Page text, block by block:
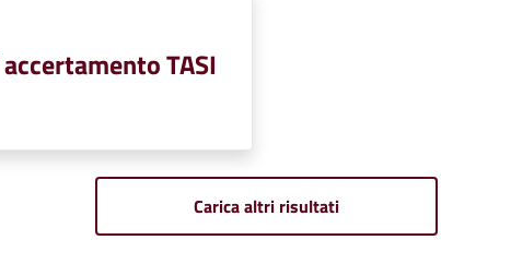
TASI
Carica altri risultati